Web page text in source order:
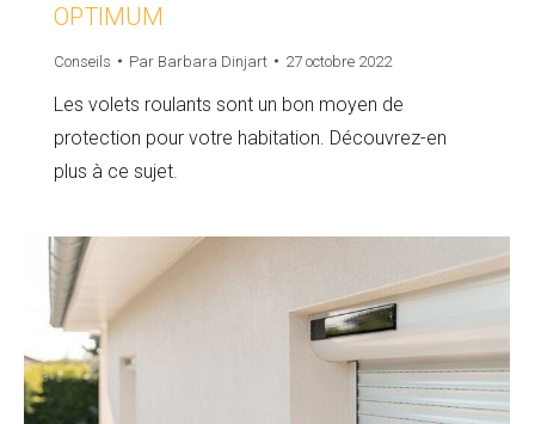
OPTIMUM
Conseils Par Barbara Dinjart 27 octobre 2022
Les volets roulants sont un bon moyen de
protection pour votre habitation. Découvrez-en
plus à ce sujet.